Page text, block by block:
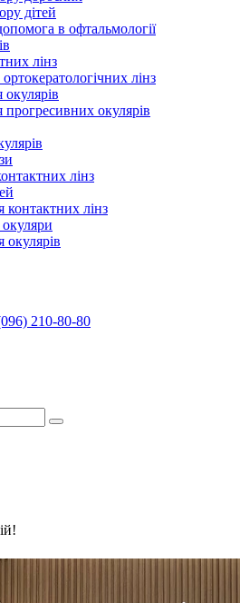
дітей
в офтальмології
лінз
лінз
окулярів
лінз
контактних лінз
окулярів
210-80-80